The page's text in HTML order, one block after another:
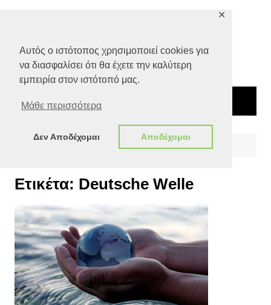
Αυτός ο ιστότοπος χρησιμοποιεί cookies για
να διασφαλίσει ότι θα έχετε την καλύτερη
εμπειρία στον ιστότοπό μας.
Μάθε περισσότερα
Δεν Αποδέχομαι Αποδέχομαι
✕
Deutsche Welle
Ετικέτα: Deutsche Welle